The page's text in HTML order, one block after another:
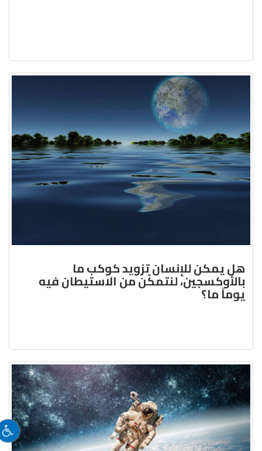
هل يمكن للإنسان تزويد كوكب ما
بالأوكسجين، لنتمكّن من الاستيطان فيه
يوماً ما؟